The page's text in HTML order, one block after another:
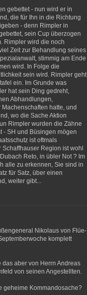
gebettet - nun wird er in
die für Ihn in die Richtung
- denn Rimpler in
sein Cup überzogen
Rimpler wird die noch
Zeit zur Behandlung seines
stimmig am Ende
wird. In Folge die
sein wird. Rimpler geht
ein. Im Grunde was
hat sein Ding gedreht,
Abhandlungen,
hatte, und
wo die Sache Aktion
Rimpler wurden die Zähne
- SH und Büsingen mögen
ist oftmals
Region ist wohl
Reto, in übler Not ? Im
alle zu erkennen, Sie sind in
für Satz, über einen
weiter gibt...
Nikolaus von Flüe-
komplett
aber von Herrn Andreas
von seinen Angestellten.
geheime Kommandosache?